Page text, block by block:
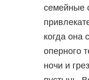
семейные
когда она
оперного
ночи и